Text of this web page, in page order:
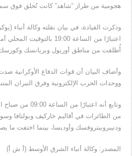
هجومية من طراز “شاهد” كانت تُحلق فوق سماء
وذكرت القيادة، في بيان نقلته وكالة أنباء
أُطلقت من مناطق أوريول وبريانسك وكورسك
وأضاف البيان أن قوات الدفاع الأوكرانية
ووحدات الحرب الإلكترونية وفرق النيران
من الطائرات في أقاليم خاركيف وبولتافا
ودنيبروبيتروفسك وأوديسا، بينما اختفت ما يصل إلى 32 طائرة بدون طيار من شاشات الرادار
المصدر: وكالة أنباء الشرق الأوسط (أ ش أ)